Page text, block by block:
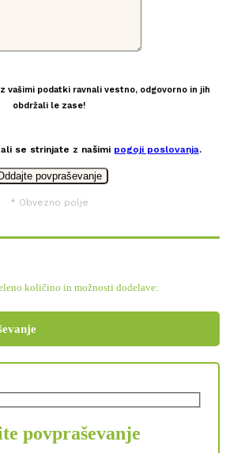
vašimi podatki ravnali vestno, odgovorno in jih
obdržali le zase!
se strinjate z našimi pogoji poslovanja.
* Obvezno polje
količino in možnosti dodelave:
povpraševanje